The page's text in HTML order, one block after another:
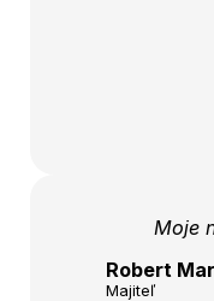
Moje
Robert
Majiteľ